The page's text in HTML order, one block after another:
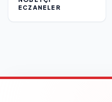
ECZANELER